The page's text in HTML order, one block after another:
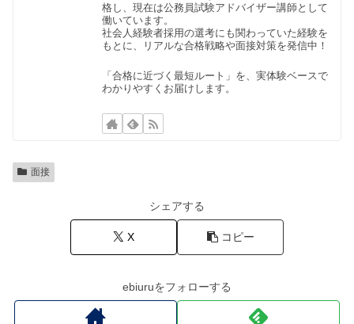
格し、現在は公務員試験アドバイザー講師として
働いています。
社会人経験者採用の選考にも関わっていた経験を
もとに、リアルな合格戦略や面接対策を発信中！
「合格に近づく最短ルート」を、実体験ベースで
わかりやすくお届けします。
面接
シェアする
X コピー
ebiuruをフォローする